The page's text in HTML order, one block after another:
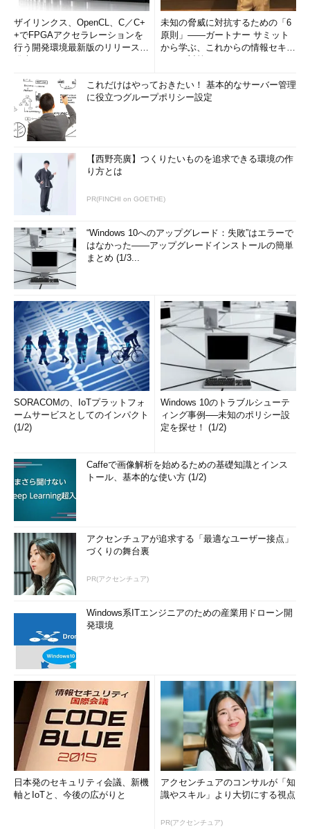
ザイリンクス、OpenCL、C／C+
+でFPGAアクセラレーションを
行う開発環境最新版のリリースを
未知の脅威に対抗するための「6
原則」――ガートナー サミット
から学ぶ、これからの情報セキュ
これだけはやっておきたい！ 基本的なサーバー管理
に役立つグループポリシー設定
【西野亮廣】つくりたいものを追求できる環境の作
り方とは
PR(FINCHI on GOETHE)
“Windows 10へのアップグレード：失敗”はエラーで
はなかった――アップグレードインストールの簡単
まとめ (1/3...
SORACOMの、IoTプラットフォ
ームサービスとしてのインパクト
(1/2)
Windows 10のトラブルシューテ
ィング事例──未知のポリシー設
定を探せ！ (1/2)
Caffeで画像解析を始めるための基礎知識とインス
トール、基本的な使い方 (1/2)
アクセンチュアが追求する「最適なユーザー接点」
づくりの舞台裏
PR(アクセンチュア)
Windows系ITエンジニアのための産業用ドローン開
発環境
日本発のセキュリティ会議、新機
軸とIoTと、今後の広がりと
アクセンチュアのコンサルが「知
識やスキル」より大切にする視点
PR(アクセンチュア)